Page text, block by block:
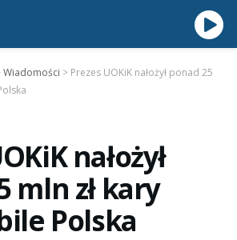
Wiadomości > Prezes UOKiK nałożył ponad 25
nałożył
mln zł kary
Polska